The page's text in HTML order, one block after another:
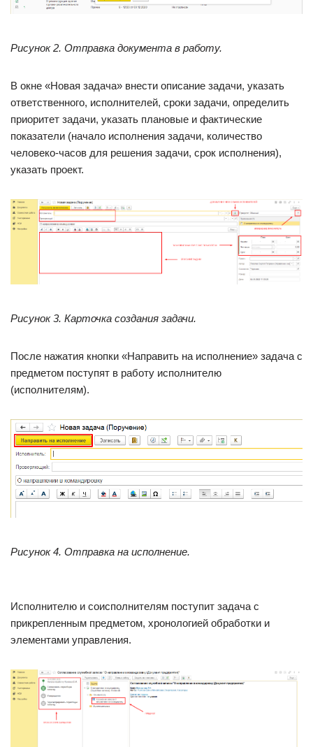
Рисунок 2. Отправка документа в работу.
В окне «Новая задача» внести описание задачи, указать
ответственного, исполнителей, сроки задачи, определить
приоритет задачи, указать плановые и фактические
показатели (начало исполнения задачи, количество
человеко-часов для решения задачи, срок исполнения),
указать проект.
Рисунок 3. Карточка создания задачи.
После нажатия кнопки «Направить на исполнение» задача с
предметом поступят в работу исполнителю
(исполнителям).
Рисунок 4. Отправка на исполнение.
Исполнителю и соисполнителям поступит задача с
прикрепленным предметом, хронологией обработки и
элементами управления.